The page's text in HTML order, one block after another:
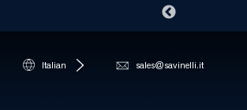
Italian sales@savinelli.it